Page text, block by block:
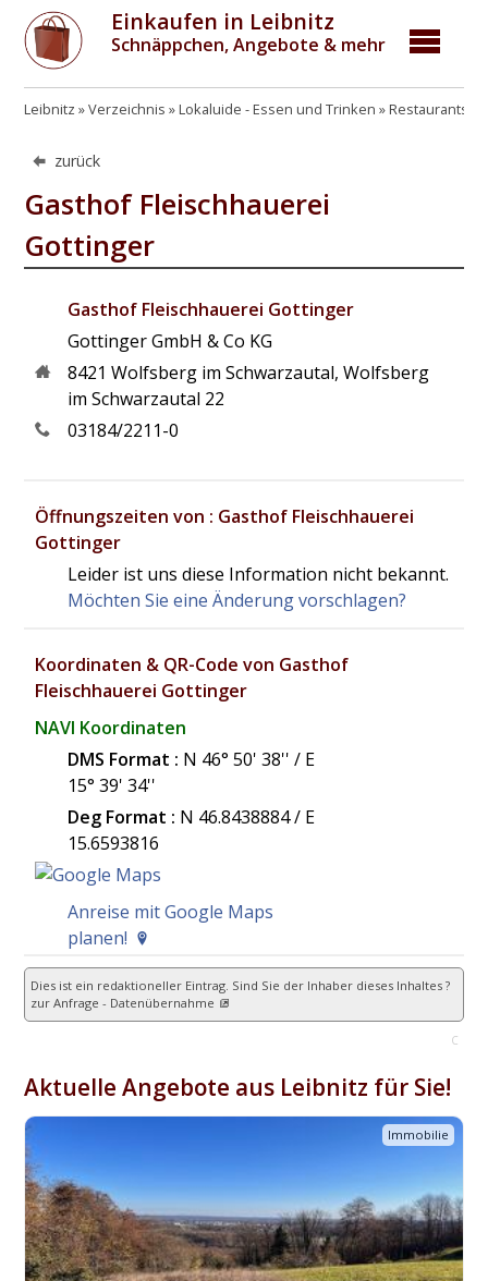
Einkaufen in Leibnitz
Schnäppchen, Angebote & mehr
Leibnitz Verzeichnis Lokaluide - Essen und Trinken Restaurants,
zurück
Gasthof Fleischhauerei
Gottinger
Gasthof Fleischhauerei Gottinger
Gottinger GmbH & Co KG
8421 Wolfsberg im Schwarzautal,Wolfsberg
im Schwarzautal 22
03184/2211-0
Öffnungszeiten von : Gasthof Fleischhauerei
Gottinger
Leider ist uns diese Information nicht bekannt.
Möchten Sie eine Änderung vorschlagen?
Koordinaten & QR-Code von Gasthof
Fleischhauerei Gottinger
NAVI Koordinaten
DMS Format : N 46° 50' 38'' / E
15° 39' 34''
Deg Format : N 46.8438884/ E
15.6593816
Anreise mit Google Maps
planen!
Dies ist ein redaktioneller Eintrag. Sind Sie der Inhaber dieses Inhaltes ?
zur Anfrage - Datenübernahme
C
Aktuelle Angebote aus Leibnitz für Sie!
Immobilie